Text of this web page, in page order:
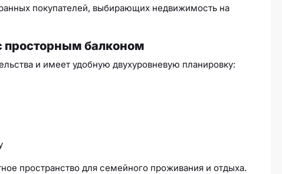
покупателей, выбирающих недвижимость на
просторным балконом
и имеет удобную двухуровневую планировку:
пространство для семейного проживания и отдыха.